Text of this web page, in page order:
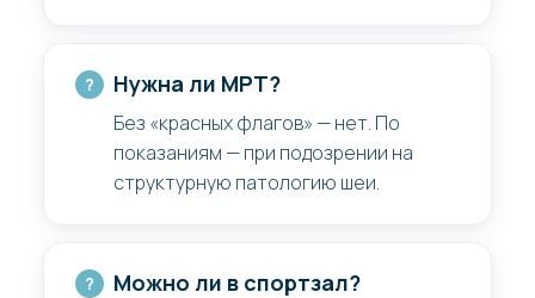
Нужна ли МРТ?
Без «красных флагов» — нет. По
показаниям — при подозрении на
структурную патологию шеи.
Можно ли в спортзал?